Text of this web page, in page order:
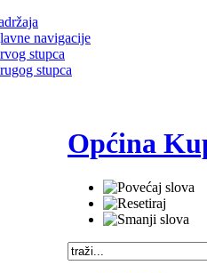
navigacije
stupca
stupca
Općina